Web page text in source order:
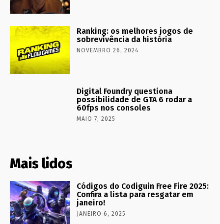
Ranking: os melhores jogos de
sobrevivência da história
NOVEMBRO 26, 2024
Digital Foundry questiona
possibilidade de GTA 6 rodar a
60fps nos consoles
MAIO 7, 2025
Mais lidos
Códigos do Codiguin Free Fire 2025:
Confira a lista para resgatar em
janeiro!
JANEIRO 6, 2025